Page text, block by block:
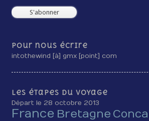
Pour nous écrire
intothewind [à] gmx [point] com
Les étapes du voyage
Départ le 28 octobre 2013
France Bretagne